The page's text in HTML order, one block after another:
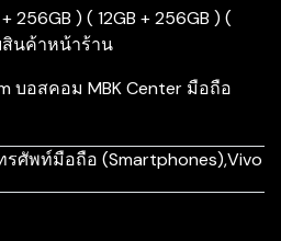
256GB ) ( 12GB + 256GB ) (
สินค้าหน้าร้าน
บอสคอม MBK Center มือถือ
รศัพท์มือถือ (Smartphones),Vivo